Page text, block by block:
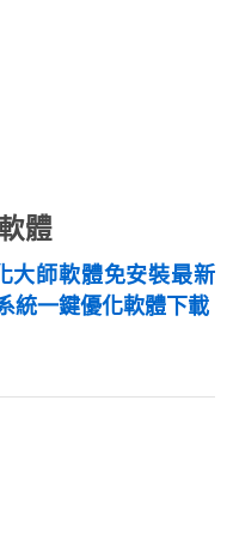
體
大師軟體免安裝最新
統一鍵優化軟體下載